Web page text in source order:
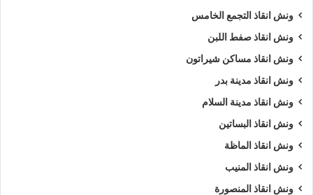
ونش انقاذ التجمع الخامس
ونش انقاذ صفط اللبن
ونش انقاذ مساكن شيراتون
ونش انقاذ مدينة بدر
ونش انقاذ مدينة السلام
ونش انقاذ البساتين
ونش انقاذ الماظة
ونش انقاذ المنيب
ونش انقاذ المنصورة